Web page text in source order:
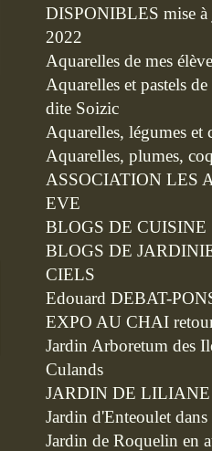
DISPONIBLES mise à
2022
Aquarelles de mes
Aquarelles et pastels
dite Soizic
Aquarelles, légumes et
Aquarelles, plumes,
ASSOCIATION LES
EVE
BLOGS DE CUISINE
BLOGS DE
CIELS
Edouard DEBAT-
EXPO AU CHAI
Jardin Arboretum des
Culands
JARDIN DE
Jardin d'Enteoulet dans
Jardin de Roquelin en